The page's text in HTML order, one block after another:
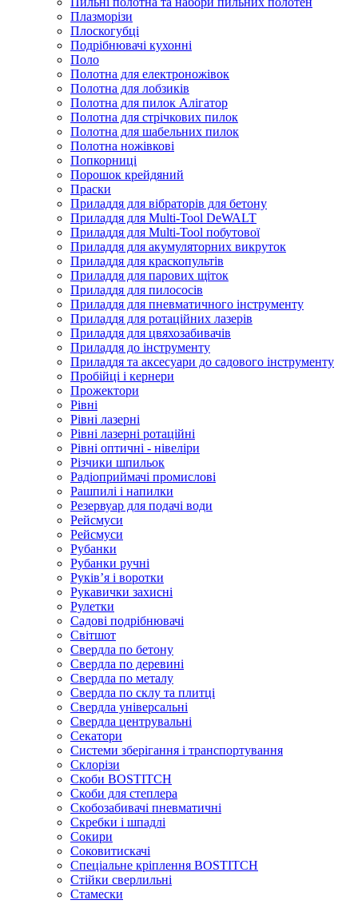
Плазморізи
Плоскогубці
Подрібнювачі кухонні
Поло
Полотна для електроножівок
Полотна для лобзиків
Полотна для пилок Алігатор
Полотна для стрічкових пилок
Полотна для шабельних пилок
Полотна ножівкові
Попкорниці
Порошок крейдяний
Праски
Приладдя для вібраторів для бетону
Приладдя для Multi-Tool DeWALT
Приладдя для Multi-Tool побутової
Приладдя для акумуляторних викруток
Приладдя для краскопультів
Приладдя для парових щіток
Приладдя для пилососів
Приладдя для пневматичного інструменту
Приладдя для ротаційних лазерів
Приладдя для цвяхозабивачів
Приладдя до інструменту
Приладдя та аксесуари до садового інструменту
Пробійці і кернери
Прожектори
Рівні
Рівні лазерні
Рівні лазерні ротаційні
Рівні оптичні - нівеліри
Різчики шпильок
Радіоприймачі промислові
Рашпилі і напилки
Резервуар для подачі води
Рейсмуси
Рейсмуси
Рубанки
Рубанки ручні
Руківʼя і воротки
Рукавички захисні
Рулетки
Садові подрібнювачі
Світшот
Свердла по бетону
Свердла по деревині
Свердла по металу
Свердла по склу та плитці
Свердла універсальні
Свердла центрувальні
Секатори
Системи зберігання і транспортування
Склорізи
Скоби BOSTITCH
Скоби для степлера
Скобозабивачі пневматичні
Скребки і шпадлі
Сокири
Соковитискачі
Спеціальне кріплення BOSTITCH
Стійки сверлильні
Стамески